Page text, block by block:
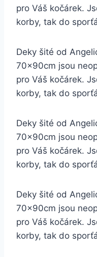
pro Váš kočárek.
korby, tak do
Deky šité od
70x90cm jsou
pro Váš kočárek.
korby, tak do
Deky šité od
70x90cm jsou
pro Váš kočárek.
korby, tak do
Deky šité od
70x90cm jsou
pro Váš kočárek.
korby, tak do